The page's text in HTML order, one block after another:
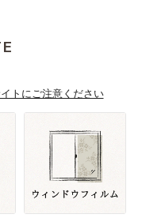
トにご注意ください